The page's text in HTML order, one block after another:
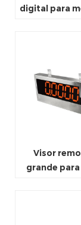
digital para
Visor
grande